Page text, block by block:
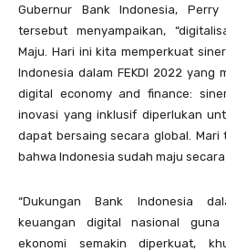
Gubernur Bank Indonesia, Perry
tersebut menyampaikan,
Maju. Hari ini kita memperkuat
Indonesia dalam FEKDI 2022 yang
digital economy and finance:
inovasi yang inklusif diperlukan
dapat bersaing secara global. Mari
bahwa Indonesia sudah maju secara
“Dukungan Bank Indonesia
keuangan digital nasional guna
ekonomi semakin diperkuat,